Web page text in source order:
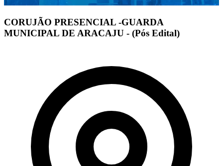
CORUJÃO PRESENCIAL -GUARDA
MUNICIPAL DE ARACAJU - (Pós Edital)